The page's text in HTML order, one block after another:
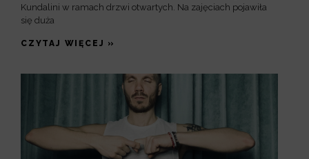
Kundalini w ramach drzwi otwartych. Na zajęciach pojawiła
się duża
CZYTAJ WIĘCEJ »